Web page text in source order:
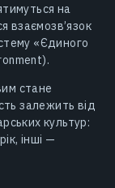
на
взаємозв’язок
«Єдиного
стане
залежить від
культур:
інші —